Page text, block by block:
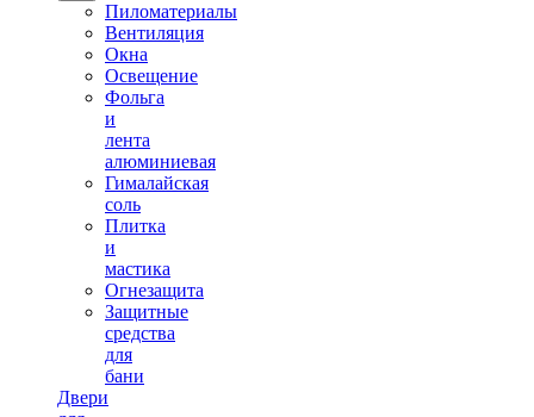
Пиломатериалы
Вентиляция
Окна
Освещение
Фольга
и
лента
алюминиевая
Гималайская
соль
Плитка
и
мастика
Огнезащита
Защитные
средства
для
бани
Двери